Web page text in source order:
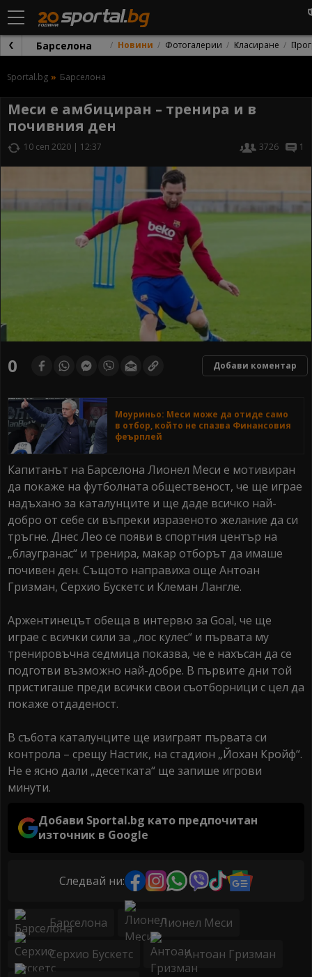
Барселона Новини Фотогалерии Класиране
Sportal.bg Барселона
Меси е амбициран – тренира и в
почивния ден
10 сеп 2020 | 12:37 3726 1
0 Добави коментар
Моуриньо: Меси може да отиде само
в отбор, който не спазва Финансовия
феърплей
Капитанът на Барселона Лионел Меси е мотивиран
да покаже на футболната общественост, че ще играе
надъхано за каталунците и ще даде всичко най-
добро от себе си въпреки изразеното желание да си
тръгне. Днес Лео се появи в спортния център на
„блаугранас“ и тренира, макар отборът да имаше
почивен ден. Същото направиха още Антоан
Гризман, Серхио Бускетс и Клеман Лангле.
Аржентинецът обеща в интервю за Goal, че ще
играе с всички сили за „лос кулес“ и първата му
тренировъчна седмица показва, че е нахъсан да се
подготви възможно най-добре. В първите дни той
пристигаше преди всички свои съотборници с цел да
покаже отдаденост.
В събота каталунците ще изиграят първата си
контрола – срещу Настик, на стадион „Йохан Кройф“.
Не е ясно дали „десетката“ ще запише игрови
минути.
Добави Sportal.bg като предпочитан
източник в Google
Следвай ни:
Барселона Лионел Меси
Серхио Бускетс Антоан Гризман